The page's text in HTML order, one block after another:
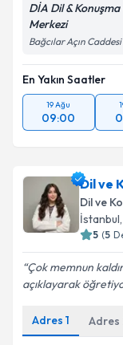
DİA Dil & Konuşma
Merkezi
Bağcılar Açın
En Yakın Saatler
19 Ağu
09:00
Dil ve
Dil ve
İstanbul,
5 (5
Çok memnun
açıklayarak
Adres 1 Adres